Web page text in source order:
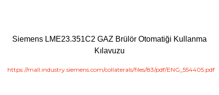
Siemens LME23.351C2 GAZ Brülör Otomatiği Kullanma
Kılavuzu
https://mall.industry.siemens.com/collaterals/files/83/pdf/ENG_554405.pdf